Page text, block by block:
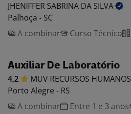
JHENIFFER SABRINA DA SILVA
Palhoça - SC
A combinar
Curso Técnico
Auxiliar De Laboratório
4,2 MUV RECURSOS HUMANOS
Porto Alegre - RS
A combinar
Entre 1 e 3 anos